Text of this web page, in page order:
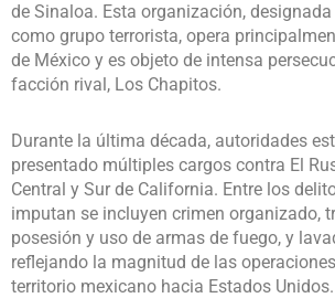
de Sinaloa. Esta organización,
como grupo terrorista, opera
de México y es objeto de intensa
facción rival, Los Chapitos.
Durante la última década, autoridades
presentado múltiples cargos contra El
Central y Sur de California. Entre los
imputan se incluyen crimen organizado,
posesión y uso de armas de fuego, y
reflejando la magnitud de las
territorio mexicano hacia Estados Unidos.